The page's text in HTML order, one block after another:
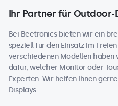
Ihr Partner für Outdoor-
Bei Beetronics bieten wir ein
speziell für den Einsatz im
verschiedenen Modellen haben
dafür, welcher Monitor oder
Experten. Wir helfen Ihnen
Displays.